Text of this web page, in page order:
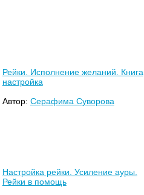
Рейки. Исполнение желаний. Книга
настройка
Автор: Серафима Суворова
Настройка рейки. Усиление ауры.
Рейки в помощь